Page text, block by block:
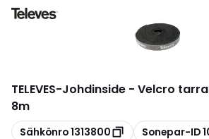
TELEVES-Johdinside - Velcro
8m
Kopioi
Sähkönro1313800 Kopioi
Sonepar-ID